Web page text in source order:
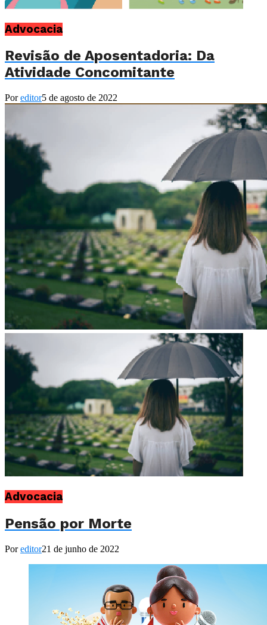
Advocacia
Revisão de Aposentadoria: Da
Atividade Concomitante
Poreditor5 de agosto de 2022
Advocacia
Pensão por Morte
Poreditor21 de junho de 2022